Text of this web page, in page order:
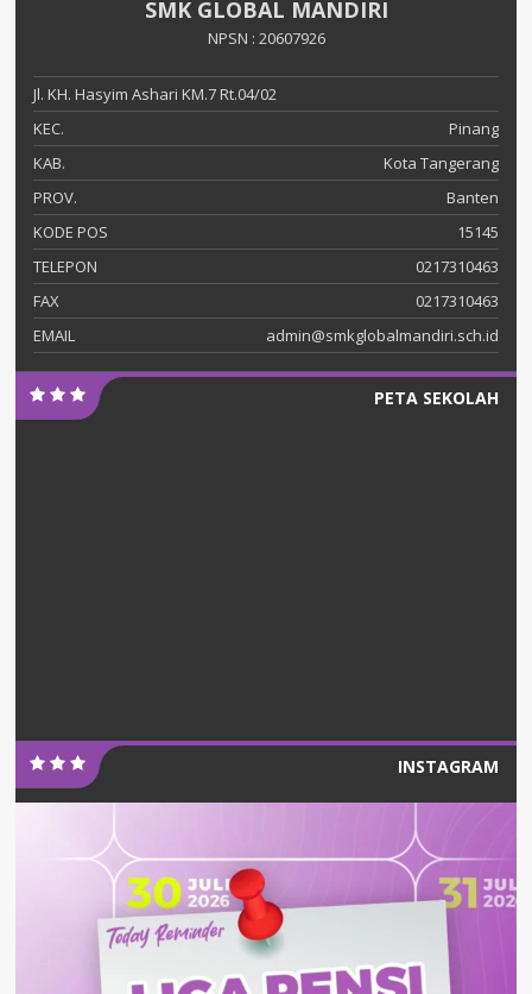
SMK GLOBAL MANDIRI
NPSN : 20607926
Jl. KH. Hasyim Ashari KM.7 Rt.04/02
KEC.
Pinang
KAB.
Kota Tangerang
PROV.
Banten
KODE POS
15145
TELEPON
0217310463
FAX
0217310463
EMAIL
admin@smkglobalmandiri.sch.id
PETA SEKOLAH
INSTAGRAM